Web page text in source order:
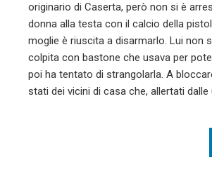
originario di Caserta, però non si è
donna alla testa con il calcio della
moglie è riuscita a disarmarlo. Lui non
colpita con bastone che usava per
poi ha tentato di strangolarla. A
stati dei vicini di casa che, allertati